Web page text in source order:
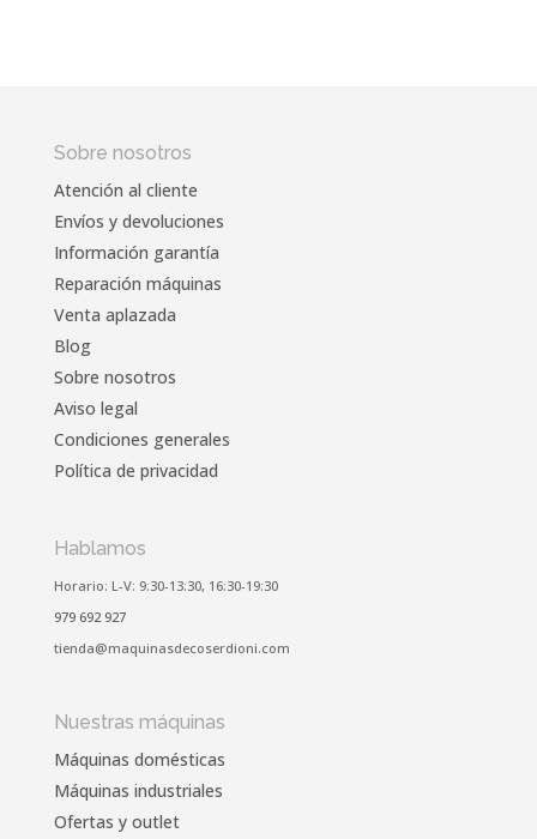
Sobre nosotros
Atención al cliente
Envíos y devoluciones
Información garantía
Reparación máquinas
Venta aplazada
Blog
Sobre nosotros
Aviso legal
Condiciones generales
Política de privacidad
Hablamos
Horario: L-V: 9:30-13:30, 16:30-19:30
979 692 927
tienda@maquinasdecoserdioni.com
Nuestras máquinas
Máquinas domésticas
Máquinas industriales
Ofertas y outlet